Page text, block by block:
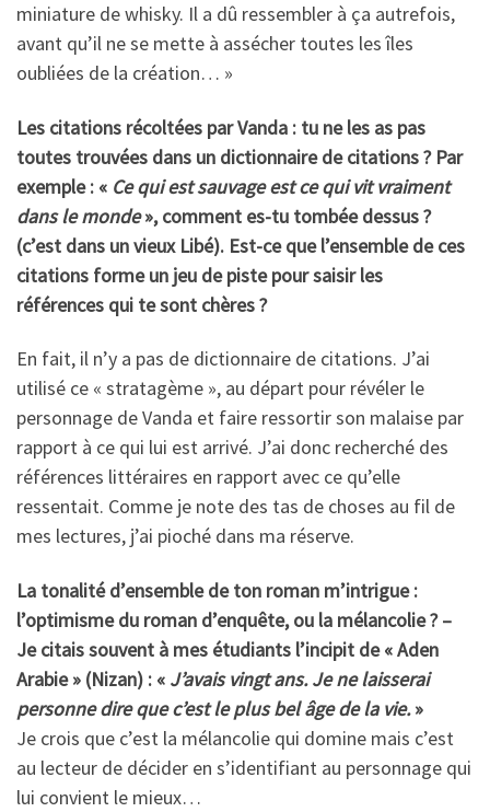
miniature de whisky. Il a dû ressembler à ça autrefois,
avant qu’il ne se mette à assécher toutes les îles
oubliées de la création… »
Les citations récoltées par Vanda : tu ne les as pas
toutes trouvées dans un dictionnaire de citations ? Par
exemple : « Ce qui est sauvage est ce qui vit vraiment
dans le monde», comment es-tu tombée dessus ?
(c’est dans un vieux Libé). Est-ce que l’ensemble de ces
citations forme un jeu de piste pour saisir les
références qui te sont chères ?
En fait, il n’y a pas de dictionnaire de citations. J’ai
utilisé ce « stratagème », au départ pour révéler le
personnage de Vanda et faire ressortir son malaise par
rapport à ce qui lui est arrivé. J’ai donc recherché des
références littéraires en rapport avec ce qu’elle
ressentait. Comme je note des tas de choses au fil de
mes lectures, j’ai pioché dans ma réserve.
La tonalité d’ensemble de ton roman m’intrigue :
l’optimisme du roman d’enquête, ou la mélancolie ? –
Je citais souvent à mes étudiants l’incipit de « Aden
Arabie » (Nizan) : « J’avais vingt ans. Je ne laisserai
personne dire que c’est le plus bel âge de la vie.»
Je crois que c’est la mélancolie qui domine mais c’est
au lecteur de décider en s’identifiant au personnage qui
lui convient le mieux…